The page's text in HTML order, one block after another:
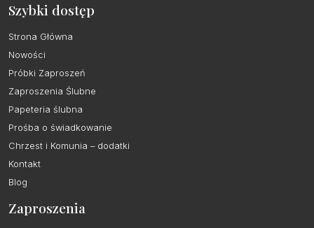
Szybki dostęp
Strona Główna
Nowości
Próbki Zaproszeń
Zaproszenia Ślubne
Papeteria ślubna
Prośba o świadkowanie
Chrzest i Komunia – dodatki
Kontakt
Blog
Zaproszenia